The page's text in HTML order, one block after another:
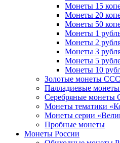
Монеты 15
Монеты 20
Монеты 50
Монеты 1
Монеты 2
Монеты 3
Монеты 5
Монеты 10
Золотые монеты
Палладиевые
Серебряные монеты
Монеты тематики
Монеты серии
Пробные монеты
Монеты России